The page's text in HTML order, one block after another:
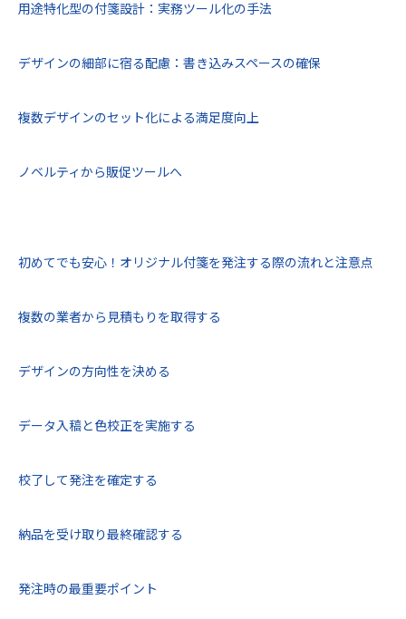
用途特化型の付箋設計：実務ツール化の手法
デザインの細部に宿る配慮：書き込みスペースの確保
複数デザインのセット化による満足度向上
ノベルティから販促ツールへ
初めてでも安心！オリジナル付箋を発注する際の流れと注意点
複数の業者から見積もりを取得する
デザインの方向性を決める
データ入稿と色校正を実施する
校了して発注を確定する
納品を受け取り最終確認する
発注時の最重要ポイント